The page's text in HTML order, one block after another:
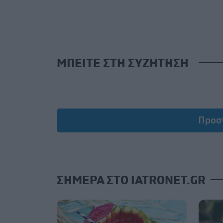
ΜΠΕΙΤΕ ΣΤΗ ΣΥΖΗΤΗΣΗ
ΣΗΜΕΡΑ ΣΤΟ IATRONET.GR